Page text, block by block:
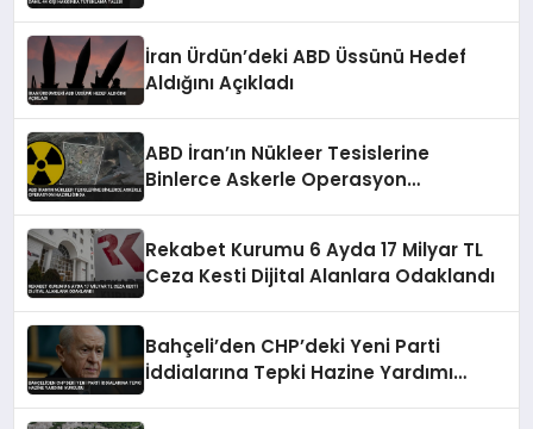
İran Ürdün’deki ABD Üssünü Hedef
Aldığını Açıkladı
ABD İran’ın Nükleer Tesislerine
Binlerce Askerle Operasyon
Rekabet Kurumu 6 Ayda 17 Milyar TL
Ceza Kesti Dijital Alanlara Odaklandı
Bahçeli’den CHP’deki Yeni Parti
İddialarına Tepki Hazine Yardımı